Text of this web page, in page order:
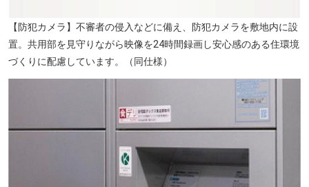
【防犯カメラ】不審者の侵入などに備え、防犯カメラを敷地内に設
置。共用部を見守りながら映像を24時間録画し安心感のある住環境
づくりに配慮しています。（同仕様）